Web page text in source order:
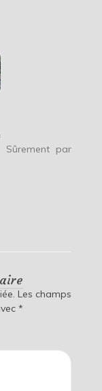
par
Les champs
*